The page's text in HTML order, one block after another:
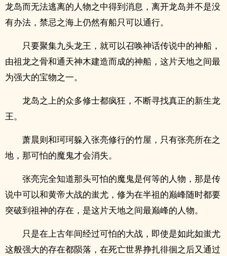
龙岛而无法逃离的人物之中得到消息，离开龙岛并不是没
有办法，禁忌之海上仍然有船只可以通行。
只要聚集九头龙王，就可以召唤神话传说中的神船，
由祖龙之骨和通天神木建造而成的神船，这片天地之间最
为强大的宝物之一。
龙岛之上的众多修士都疯狂，不断寻找真正的新生龙
王。
萧晨则和珂珂躲入张亮修行的竹屋，只有张亮所在之
地，那可怕的魔鬼才会消失。
张亮完全知道那头可怕的魔鬼是何等的人物，那是传
说中可以和黄帝大战的蚩尤，修为在半祖的巅峰随时都要
突破到祖神的存在，是这片天地之间最巅峰的人物。
只是在上古年间经过可怕的大战，即使是如此如蚩尤
这般强大的存在都陨落，在死亡世界挣扎徘徊之后又通过